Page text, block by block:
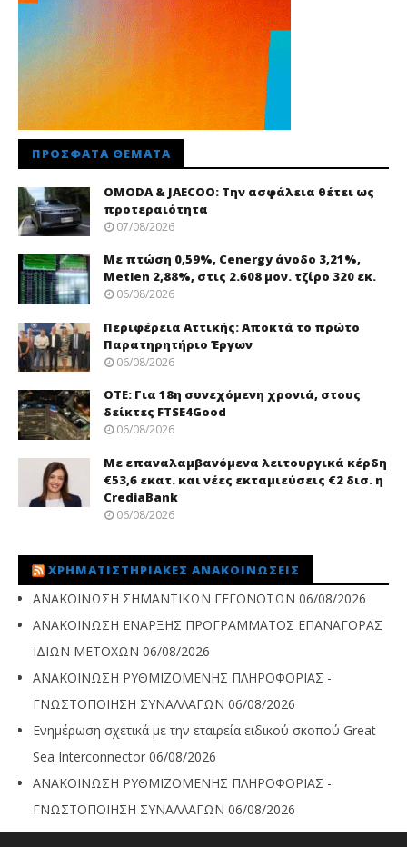
ΠΡΌΣΦΑΤΑ ΘΈΜΑΤΑ
OMODA & JAECOO: Την ασφάλεια θέτει ως
προτεραιότητα
07/08/2026
Με πτώση 0,59%, Cenergy άνοδο 3,21%,
Metlen 2,88%, στις 2.608 μον. τζίρο 320 εκ.
06/08/2026
Περιφέρεια Αττικής: Αποκτά το πρώτο
Παρατηρητήριο Έργων
06/08/2026
ΟΤΕ: Για 18η συνεχόμενη χρονιά, στους
δείκτες FTSE4Good
06/08/2026
Με επαναλαμβανόμενα λειτουργικά κέρδη
€53,6 εκατ. και νέες εκταμιεύσεις €2 δισ. η
CrediaBank
06/08/2026
ΧΡΗΜΑΤΙΣΤΗΡΙΑΚΈΣ ΑΝΑΚΟΙΝΏΣΕΙΣ
ΑΝΑΚΟΙΝΩΣΗ ΣΗΜΑΝΤΙΚΩΝ ΓΕΓΟΝΟΤΩΝ 06/08/2026
ΑΝΑΚΟΙΝΩΣΗ ΕΝΑΡΞΗΣ ΠΡΟΓΡΑΜΜΑΤΟΣ ΕΠΑΝΑΓΟΡΑΣ
ΙΔΙΩΝ ΜΕΤΟΧΩΝ 06/08/2026
ΑΝΑΚΟΙΝΩΣΗ ΡΥΘΜΙΖΟΜΕΝΗΣ ΠΛΗΡΟΦΟΡΙΑΣ -
ΓΝΩΣΤΟΠΟΙΗΣΗ ΣΥΝΑΛΛΑΓΩΝ 06/08/2026
Ενημέρωση σχετικά με την εταιρεία ειδικού σκοπού Great
Sea Interconnector 06/08/2026
ΑΝΑΚΟΙΝΩΣΗ ΡΥΘΜΙΖΟΜΕΝΗΣ ΠΛΗΡΟΦΟΡΙΑΣ -
ΓΝΩΣΤΟΠΟΙΗΣΗ ΣΥΝΑΛΛΑΓΩΝ 06/08/2026